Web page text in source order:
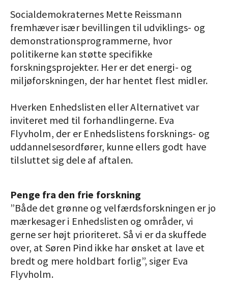
Socialdemokraternes Mette Reissmann
fremhæver især bevillingen til udviklings- og
demonstrationsprogrammerne, hvor
politikerne kan støtte specifikke
forskningsprojekter. Her er det energi- og
miljøforskningen, der har hentet flest midler.
Hverken Enhedslisten eller Alternativet var
inviteret med til forhandlingerne. Eva
Flyvholm, der er Enhedslistens forsknings- og
uddannelsesordfører, kunne ellers godt have
tilsluttet sig dele af aftalen.
Penge fra den frie forskning
”Både det grønne og velfærdsforskningen er jo
mærkesager i Enhedslisten og områder, vi
gerne ser højt prioriteret. Så vi er da skuffede
over, at Søren Pind ikke har ønsket at lave et
bredt og mere holdbart forlig”, siger Eva
Flyvholm.